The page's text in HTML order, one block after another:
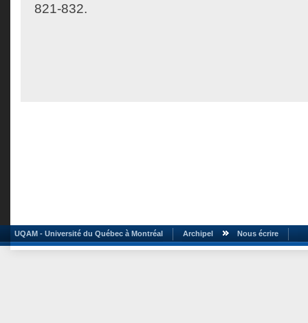
821-832.
UQAM - Université du Québec à Montréal Archipel Nous écrire